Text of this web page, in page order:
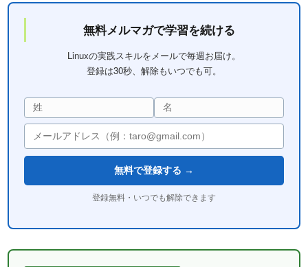
無料メルマガで学習を続ける
Linuxの実践スキルをメールで毎週お届け。
登録は30秒、解除もいつでも可。
無料で登録する →
登録無料・いつでも解除できます